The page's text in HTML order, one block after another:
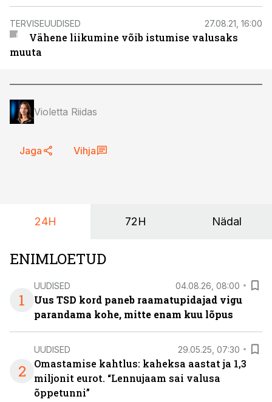
TERVISEUUDISED 27.08.21, 16:00
Vähene liikumine võib istumise valusaks
muuta
Violetta Riidas
Jaga Vihja
24H 72H Nädal
ENIMLOETUD
1
UUDISED 04.08.26, 08:00
Uus TSD kord paneb raamatupidajad vigu
parandama kohe, mitte enam kuu lõpus
2
UUDISED 29.05.25, 07:30
Omastamise kahtlus: kaheksa aastat ja 1,3
miljonit eurot. “Lennujaam sai valusa
õppetunni”